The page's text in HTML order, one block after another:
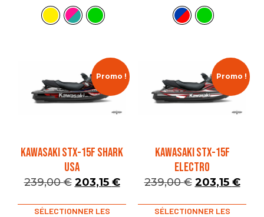
Promo !
KAWASAKI STX-15F SHARK
USA
239,00€ 203,15 €
SÉLECTIONNER LES
Promo !
KAWASAKI STX-15F
ELECTRO
239,00€ 203,15 €
SÉLECTIONNER LES